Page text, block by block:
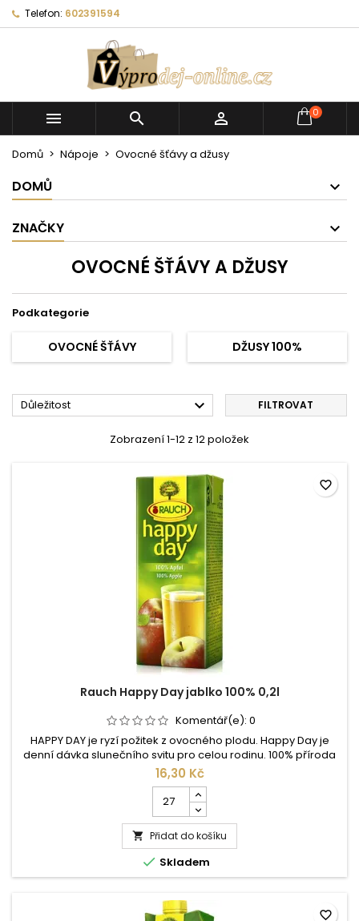
Telefon: 602391594
   0
Domů Nápoje Ovocné šťávy a džusy
DOMŮ
ZNAČKY
OVOCNÉ ŠŤÁVY A DŽUSY
Podkategorie
OVOCNÉ ŠŤÁVY DŽUSY 100%
Důležitost  FILTROVAT
Zobrazení 1-12 z 12 položek
Rauch Happy Day jablko 100% 0,2l
Komentář(e): 0
HAPPY DAY je ryzí požitek z ovocného plodu. Happy Day je
denní dávka slunečního svitu pro celou rodinu. 100% příroda
– bez přídavku barviv, konzervačních nebo aromatických
látek. Happy Day – to je nesrovnatelný požitek z přírody.
Šťáva z 2,5kg pomerančů, které dozrály na slunci, v 1 litru
pomerančové šťávy, garantuje nejen zdravý požitek z pití, ale
pouze...
16,30 Kč
kusů
produktu
Rauch
Happy
Day
jablko
0,2l
 Přidat do košíku
 Skladem
favorite_border
favorite_border